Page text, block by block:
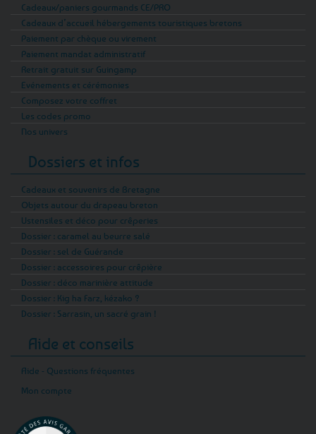
Cadeaux/paniers gourmands CE/PRO
Cadeaux d’accueil hébergements touristiques bretons
Paiement par chèque ou virement
Paiement mandat administratif
Retrait gratuit sur Guingamp
Evénements et cérémonies
Composez votre coffret
Les codes promo
Nos univers
Dossiers et infos
Cadeaux et souvenirs de Bretagne
Objets autour du drapeau breton
Ustensiles et déco pour crêperies
Dossier : caramel au beurre salé
Dossier : sel de Guérande
Dossier : accessoires pour crêpière
Dossier : déco marinière attitude
Dossier : Kig ha Farz, kézako ?
Dossier : Sarrasin, un sacré grain !
Aide et conseils
Aide - Questions fréquentes
Mon compte